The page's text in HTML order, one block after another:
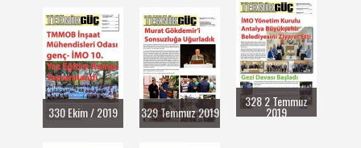
330 Ekim / 2019 329 Temmuz 2019
328 2 Temmuz
2019